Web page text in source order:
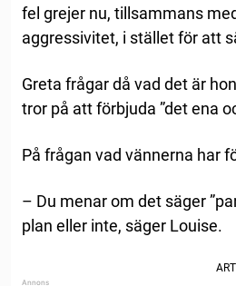
fel grejer nu, tillsammans
aggressivitet, i stället för att
Greta frågar då vad det är
tror på att förbjuda ”det ena
På frågan vad vännerna har
– Du menar om det säger
plan eller inte, säger Louise.